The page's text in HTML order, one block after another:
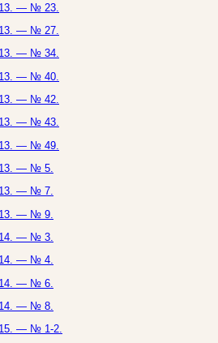
— № 23.
— № 27.
— № 34.
— № 40.
— № 42.
— № 43.
— № 49.
— № 5.
— № 7.
— № 9.
— № 3.
— № 4.
— № 6.
— № 8.
— № 1-2.